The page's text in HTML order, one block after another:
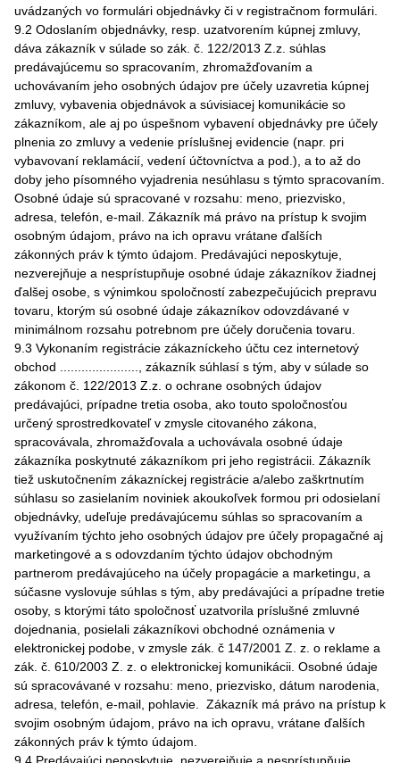
uvádzaných vo formulári objednávky či v registračnom formulári.
9.2 Odoslaním objednávky, resp. uzatvorením kúpnej zmluvy,
dáva zákazník v súlade so zák. č. 122/2013 Z.z. súhlas
predávajúcemu so spracovaním, zhromažďovaním a
uchovávaním jeho osobných údajov pre účely uzavretia kúpnej
zmluvy, vybavenia objednávok a súvisiacej komunikácie so
zákazníkom, ale aj po úspešnom vybavení objednávky pre účely
plnenia zo zmluvy a vedenie príslušnej evidencie (napr. pri
vybavovaní reklamácií, vedení účtovníctva a pod.), a to až do
doby jeho písomného vyjadrenia nesúhlasu s týmto spracovaním.
Osobné údaje sú spracované v rozsahu: meno, priezvisko,
adresa, telefón, e-mail. Zákazník má právo na prístup k svojim
osobným údajom, právo na ich opravu vrátane ďalších
zákonných práv k týmto údajom. Predávajúci neposkytuje,
nezverejňuje a nesprístupňuje osobné údaje zákazníkov žiadnej
ďalšej osobe, s výnimkou spoločností zabezpečujúcich prepravu
tovaru, ktorým sú osobné údaje zákazníkov odovzdávané v
minimálnom rozsahu potrebnom pre účely doručenia tovaru.
9.3 Vykonaním registrácie zákazníckeho účtu cez internetový
obchod ......................, zákazník súhlasí s tým, aby v súlade so
zákonom č. 122/2013 Z.z. o ochrane osobných údajov
predávajúci, prípadne tretia osoba, ako touto spoločnosťou
určený sprostredkovateľ v zmysle citovaného zákona,
spracovávala, zhromažďovala a uchovávala osobné údaje
zákazníka poskytnuté zákazníkom pri jeho registrácii. Zákazník
tiež uskutočnením zákazníckej registrácie a/alebo zaškrtnutím
súhlasu so zasielaním noviniek akoukoľvek formou pri odosielaní
objednávky, udeľuje predávajúcemu súhlas so spracovaním a
využívaním týchto jeho osobných údajov pre účely propagačné aj
marketingové a s odovzdaním týchto údajov obchodným
partnerom predávajúceho na účely propagácie a marketingu, a
súčasne vyslovuje súhlas s tým, aby predávajúci a prípadne tretie
osoby, s ktorými táto spoločnosť uzatvorila príslušné zmluvné
dojednania, posielali zákazníkovi obchodné oznámenia v
elektronickej podobe, v zmysle zák. č 147/2001 Z. z. o reklame a
zák. č. 610/2003 Z. z. o elektronickej komunikácii. Osobné údaje
sú spracovávané v rozsahu: meno, priezvisko, dátum narodenia,
adresa, telefón, e-mail, pohlavie. Zákazník má právo na prístup k
svojim osobným údajom, právo na ich opravu, vrátane ďalších
zákonných práv k týmto údajom.